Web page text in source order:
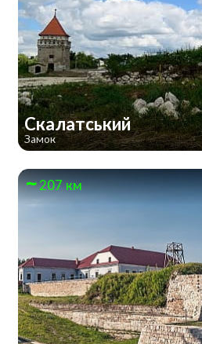
Скалатський
Замок
207 км